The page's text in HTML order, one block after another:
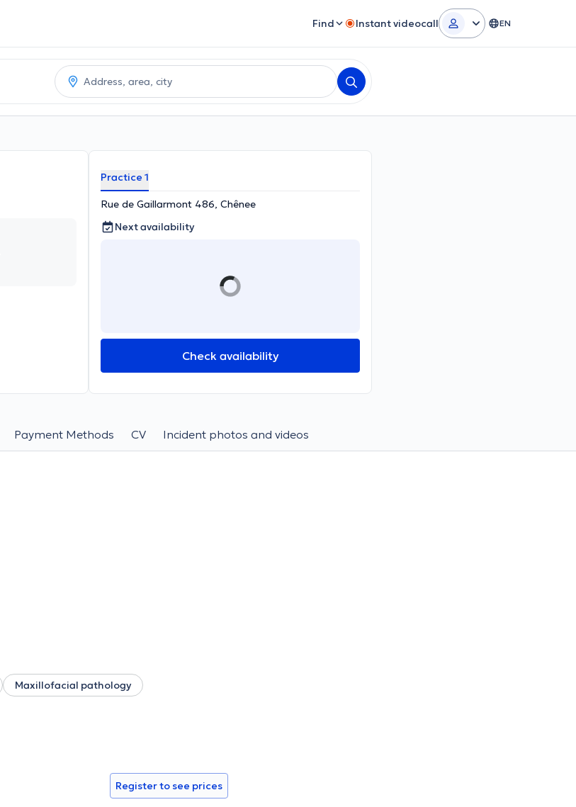
Find Instant videocall EN
Practice 1
Rue de Gaillarmont 486, Chênee
Next availability
Check availability
Payment Methods CV Incident photos and videos
Maxillofacial pathology
Register to see prices